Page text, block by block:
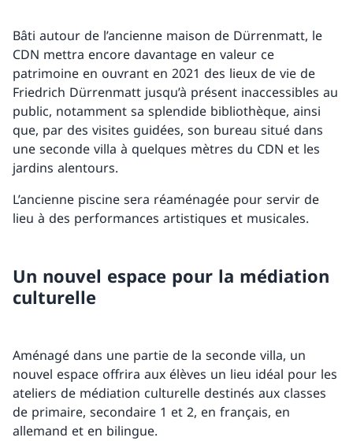
Bâti autour de l’ancienne maison de Dürrenmatt, le
CDN mettra encore davantage en valeur ce
patrimoine en ouvrant en 2021 des lieux de vie de
Friedrich Dürrenmatt jusqu’à présent inaccessibles au
public, notamment sa splendide bibliothèque, ainsi
que, par des visites guidées, son bureau situé dans
une seconde villa à quelques mètres du CDN et les
jardins alentours.
L’ancienne piscine sera réaménagée pour servir de
lieu à des performances artistiques et musicales.
Un nouvel espace pour la médiation
culturelle
Aménagé dans une partie de la seconde villa, un
nouvel espace offrira aux élèves un lieu idéal pour les
ateliers de médiation culturelle destinés aux classes
de primaire, secondaire 1 et 2, en français, en
allemand et en bilingue.